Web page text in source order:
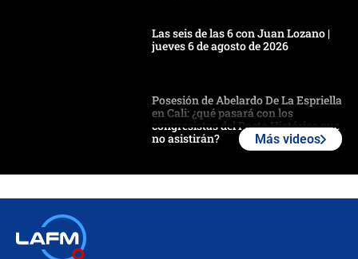
Las seis de las 6 con Juan Lozano |
jueves 6 de agosto de 2026
Posesión de Abelardo De La Espriella
en Cali: ¿qué pasará con los
congresistas del Pacto Histórico que
no asistirán?
Más videos